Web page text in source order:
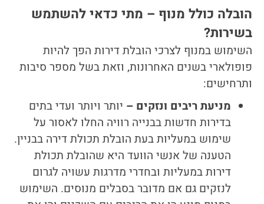
הובלה כולל מנוף – מתי כדאי להשתמש
בשירות?
השימוש במנוף לצרכי הובלת דירות הפך להיות
פופולארי בשנים האחרונות, וזאת בשל מספר סיבות
ותרחישים:
מניעת ריבים ונזקים – יותר ויותר ועדי בתים
בדירות חדשות בבנייה רוויה החלו לאסור על
שימוש במעליות בעת הובלת תכולת דירה בבניין.
הטענה של אנשי הוועד היא שהובלת תכולת
דירות במעליות ובחדרי מדרגות עשויה לגרום
לנזקים גם אם מדובר בסבלים מנוסים. השימוש